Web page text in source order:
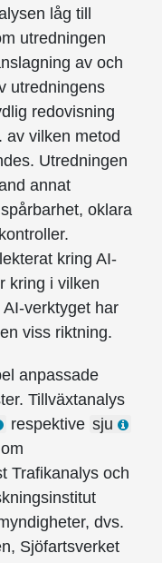
låg till
utredningen
av och
utredningens
redovisning
av vilken metod
Utredningen
annat
oklara
kring AI-
kring i vilken
verktyget har
viss riktning.
anpassade
Tillväxtanalys
respektive sju
Trafikanalys och
dvs.
Sjöfartsverket